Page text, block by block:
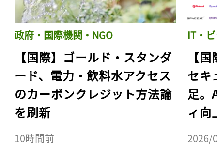
政府・国際機関・NGO
【国際】ゴールド・スタンダ
ード、電力・飲料水アクセス
のカーボンクレジット方法論
を刷新
10時間前
IT・
【
セキ
足。
ィ向
2026/